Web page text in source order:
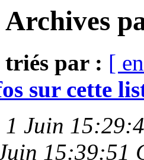
triés par : [
sur cette
Juin
15:39:51